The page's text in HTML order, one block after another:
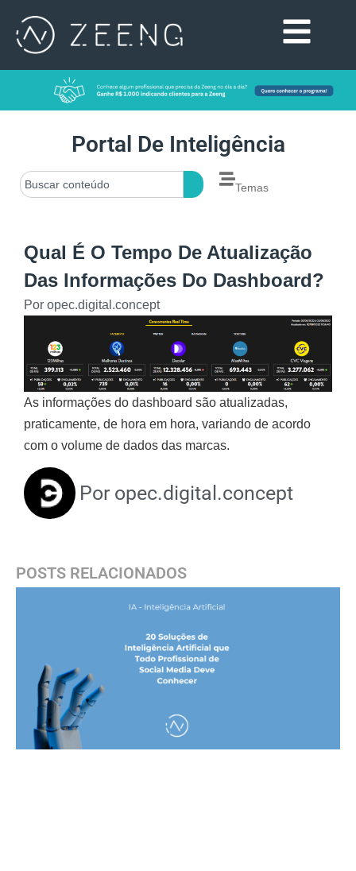
Portal De Inteligência
Temas
Qual É O Tempo De Atualização
Das Informações Do Dashboard?
Por opec.digital.concept
As informações do dashboard são atualizadas,
praticamente, de hora em hora, variando de acordo
com o volume de dados das marcas.
Por opec.digital.concept
POSTS RELACIONADOS